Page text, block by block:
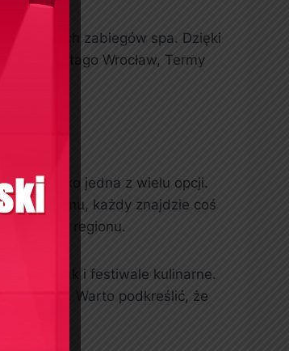
zabiegów spa. Dzięki
do Suntago Wrocław, Termy
to tylko jedna z wielu opcji.
Dzięki temu, każdy znajdzie coś
uroków regionu.
jak i festiwale kulinarne.
Warto podkreślić, że